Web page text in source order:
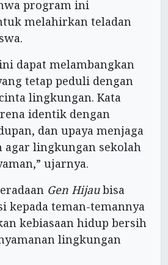
program ini
melahirkan teladan
dapat melambangkan
tetap peduli dengan
lingkungan. Kata
identik dengan
dan upaya menjaga
agar lingkungan sekolah
ujarnya.
Gen Hijaubisa
kepada teman-temannya
kebiasaan hidup bersih
lingkungan